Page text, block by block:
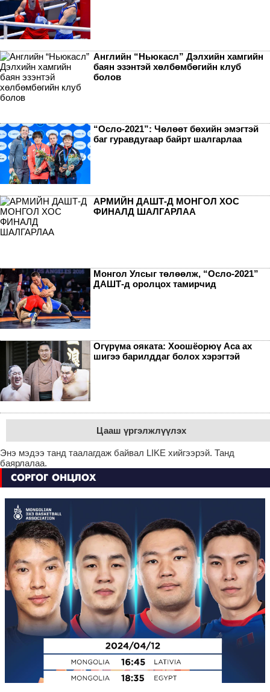
Английн “Ньюкасл” Дэлхийн хамгийн
баян эзэнтэй хөлбөмбөгийн клуб
болов
“Осло-2021”: Чөлөөт бөхийн эмэгтэй
баг гуравдугаар байрт шалгарлаа
АРМИЙН ДАШТ-Д МОНГОЛ ХОС
ФИНАЛД ШАЛГАРЛАА
Монгол Улсыг төлөөлж, “Осло-2021”
ДАШТ-д оролцох тамирчид
Огүрүма ояката: Хоошёорюү Аса ах
шигээ барилддаг болох хэрэгтэй
Цааш үргэлжлүүлэх
Энэ мэдээ танд таалагдаж байвал LIKE хийгээрэй. Танд
баярлалаа.
СОРГОГ ОНЦЛОХ